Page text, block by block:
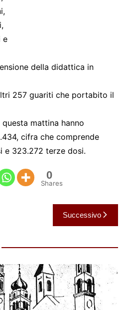
e
della didattica in
257 guariti che portabito il
mattina hanno
cifra che comprende
e 323.272 terze dosi.
0
Shares
Successivo